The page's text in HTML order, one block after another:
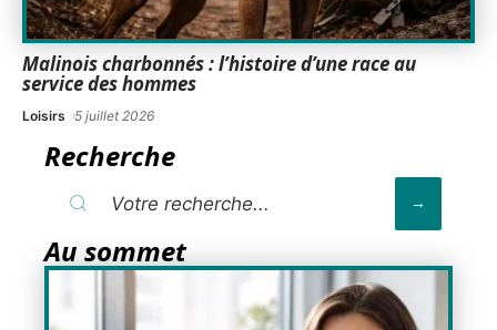
Malinois charbonnés : l’histoire d’une race au
service des hommes
Loisirs 5 juillet 2026
Recherche
Au sommet